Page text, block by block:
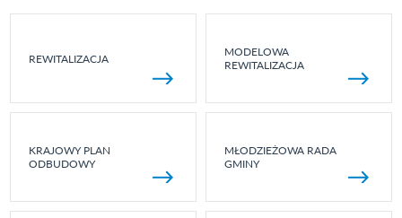
REWITALIZACJA
MODELOWA
REWITALIZACJA
KRAJOWY PLAN
ODBUDOWY
MŁODZIEŻOWA RADA
GMINY